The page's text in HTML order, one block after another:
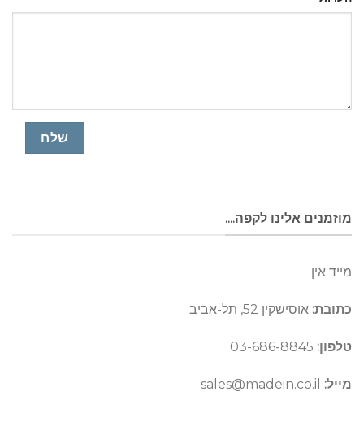
מוזמנים אלינו לקפה....
מייד אין
כתובת: אוסישקין 52, תל-אביב
טלפון:
מייל: